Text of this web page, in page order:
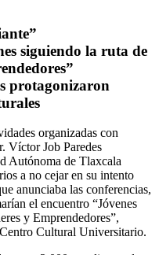
siguiendo la ruta de
protagonizaron
organizadas con
Víctor Job Paredes
Autónoma de Tlaxcala
a no cejar en su intento
anunciaba las conferencias,
el encuentro “Jóvenes
y Emprendedores”,
Cultural Universitario.